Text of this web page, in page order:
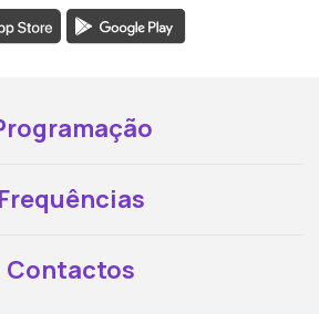
Frequências
Contactos